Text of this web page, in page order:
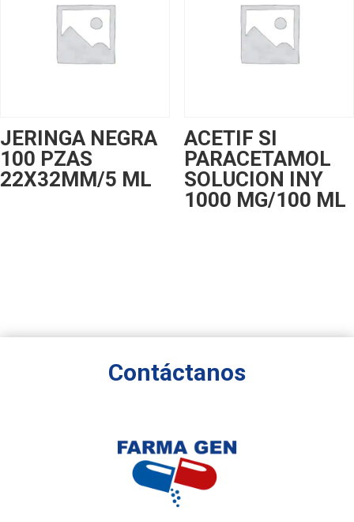
JERINGA NEGRA
100 PZAS
22X32MM/5 ML
ACETIF SI
PARACETAMOL
SOLUCION INY
1000 MG/100 ML
Contáctanos